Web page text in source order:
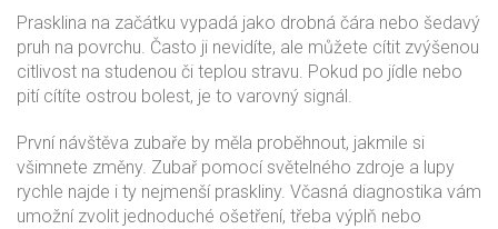
Prasklina na začátku vypadá jako drobná čára nebo šedavý
pruh na povrchu. Často ji nevidíte, ale můžete cítit zvýšenou
citlivost na studenou či teplou stravu. Pokud po jídle nebo
pití cítíte ostrou bolest, je to varovný signál.
První návštěva zubaře by měla proběhnout, jakmile si
všimnete změny. Zubař pomocí světelného zdroje a lupy
rychle najde i ty nejmenší praskliny. Včasná diagnostika vám
umožní zvolit jednoduché ošetření, třeba výplň nebo